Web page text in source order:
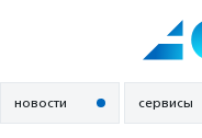
новости сервисы